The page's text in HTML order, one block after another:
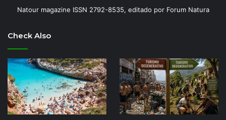
Natour magazine ISSN 2792-8535, editado por Forum Natura
Check Also